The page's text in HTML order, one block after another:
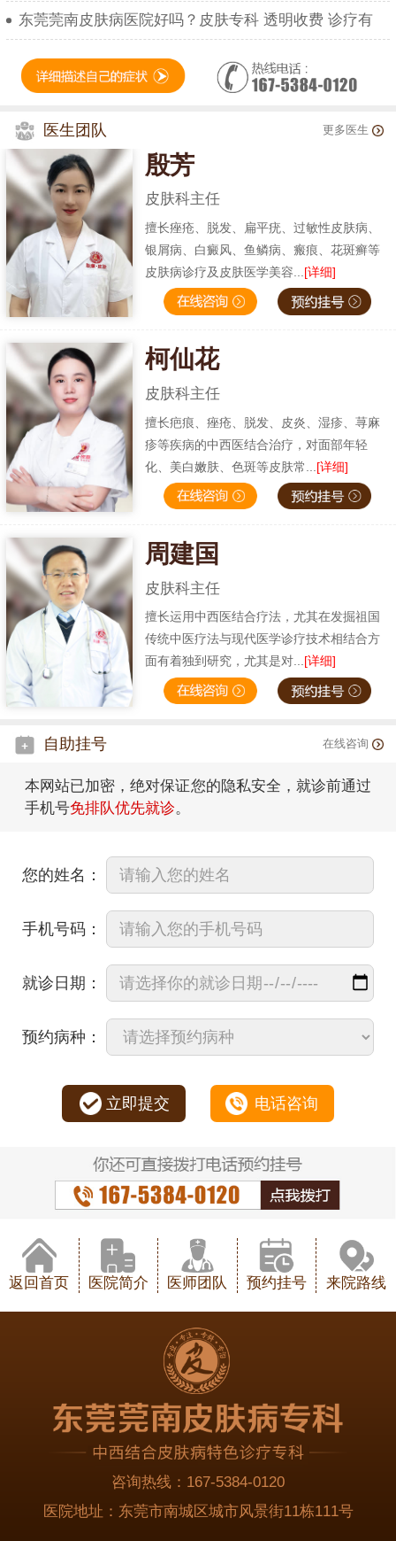
东莞莞南皮肤病医院好吗？皮肤专科 透明收费 诊疗有
医生团队 更多医生
殷芳
皮肤科主任
擅长痤疮、脱发、扁平疣、过敏性皮肤病、
银屑病、白癜风、鱼鳞病、瘢痕、花斑癣等
皮肤病诊疗及皮肤医学美容... [详细]
柯仙花
皮肤科主任
擅长疤痕、痤疮、脱发、皮炎、湿疹、荨麻
疹等疾病的中西医结合治疗，对面部年轻
化、美白嫩肤、色斑等皮肤常... [详细]
周建国
皮肤科主任
擅长运用中西医结合疗法，尤其在发掘祖国
传统中医疗法与现代医学诊疗技术相结合方
面有着独到研究，尤其是对...[详细]
自助挂号 在线咨询
本网站已加密，绝对保证您的隐私安全，就诊前通过
手机号免排队优先就诊。
您的姓名：
手机号码：
就诊日期：
预约病种：
立即提交 电话咨询
返回首页 医院简介 医师团队 预约挂号 来院路线
咨询热线： 167-5384-0120
医院地址： 东莞市南城区城市风景街11栋111号